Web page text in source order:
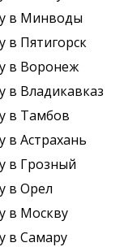
в Минводы
в Пятигорск
в Воронеж
в Владикавказ
в Тамбов
в Астрахань
в Грозный
в Орел
в Москву
в Самару